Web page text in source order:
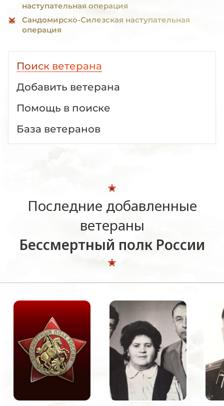
наступательная операция
Сандомирско-Силезская наступательная
операция
Поиск ветерана
Добавить ветерана
Помощь в поиске
База ветеранов
Последние добавленные
ветераны
Бессмертный полк России